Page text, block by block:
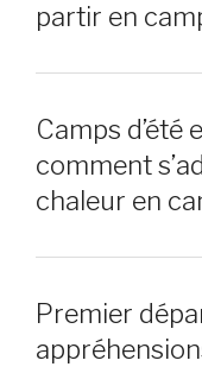
partir en
Camps d’été
comment
chaleur en
Premier